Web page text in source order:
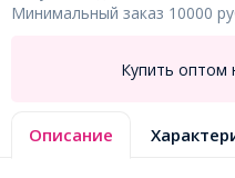
Минимальный заказ 10000
Купить оптом
Описание